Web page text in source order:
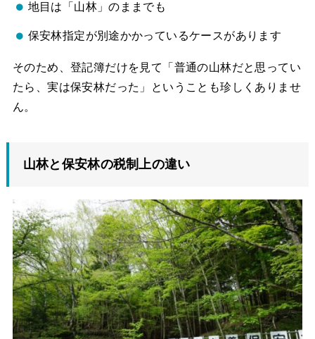
地目は「山林」のままでも
保安林指定が別途かかっているケースがあります
そのため、登記簿だけを見て「普通の山林だと思ってい
たら、実は保安林だった」ということも珍しくありませ
ん。
山林と保安林の税制上の違い